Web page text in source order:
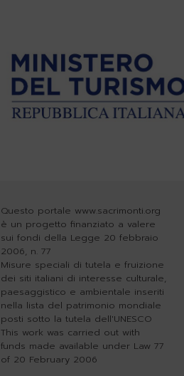
Questo portale www.sacrimonti.org
è un progetto finanziato a valere
sui fondi della Legge 20 febbraio
2006, n. 77
Misure speciali di tutela e fruizione
dei siti italiani di interesse culturale,
paesaggistico e ambientale inseriti
nella lista del patrimonio mondiale
posti sotto la tutela dell'UNESCO
This work was carried out with
funds made available under Law 77
of 20 February 2006